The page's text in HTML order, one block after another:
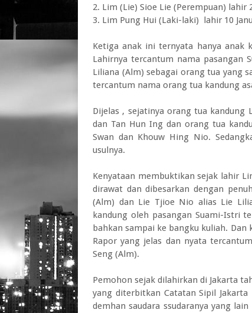
2. Lim (Lie) Sioe Lie (Perempuan) lahir
3. Lim Pung Hui (Laki-laki) lahir 10
Ketiga anak ini ternyata hanya anak
Lahirnya tercantum nama pasangan
Liliana (Alm) sebagai orang tua yang
tercantum nama orang tua kandung
Dijelas , sejatinya orang tua kandung
dan Tan Hun Ing dan orang tua
Swan dan Khouw Hing Nio.
usulnya.
Kenyataan membuktikan sejak lahir
dirawat dan dibesarkan dengan
(Alm) dan Lie Tjioe Nio alias Lie
kandung oleh pasangan Suami-Istri
bahkan sampai ke bangku kuliah.
Rapor yang jelas dan nyata
Seng (Alm).
Pemohon sejak dilahirkan di Jakarta
yang diterbitkan Catatan Sipil
demhan saudara ssudaranya yang